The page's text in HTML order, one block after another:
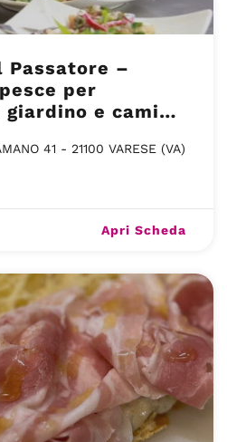
Passatore –
per
e camino
41 - 21100 VARESE (VA)
Apri Scheda